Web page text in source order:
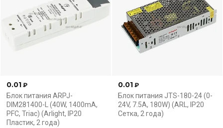
0.01 ₽
Блок питания ARPJ-
DIM281400-L (40W, 1400mA,
PFC, Triac) (Arlight, IP20
Пластик, 2 года)
0.01 ₽
Блок питания JTS-180-24 (0-
24V, 7.5A, 180W) (ARL, IP20
Сетка, 2 года)